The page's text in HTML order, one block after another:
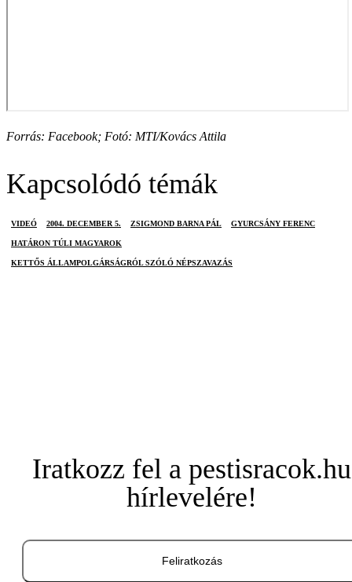
Forrás: Facebook; Fotó: MTI/Kovács Attila
Kapcsolódó témák
VIDEÓ 2004. DECEMBER 5. ZSIGMOND BARNA PÁL GYURCSÁNY FERENC
HATÁRON TÚLI MAGYAROK
KETTŐS ÁLLAMPOLGÁRSÁGRÓL SZÓLÓ NÉPSZAVAZÁS
Iratkozz fel a pestisracok.hu
hírlevelére!
Feliratkozás